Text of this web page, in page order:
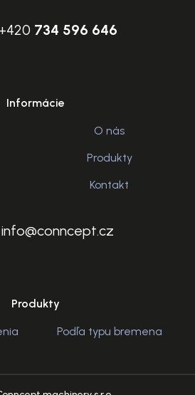
734 596 646
Informácie
O nás
Produkty
Kontakt
info@conncept.cz
Produkty
Podľa typu bremena